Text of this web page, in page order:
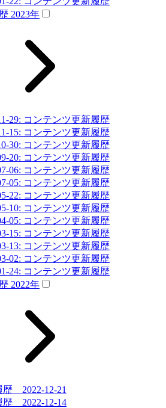
2023年
29: コンテンツ更新履歴
15: コンテンツ更新履歴
30: コンテンツ更新履歴
20: コンテンツ更新履歴
06: コンテンツ更新履歴
05: コンテンツ更新履歴
22: コンテンツ更新履歴
10: コンテンツ更新履歴
05: コンテンツ更新履歴
15: コンテンツ更新履歴
13: コンテンツ更新履歴
02: コンテンツ更新履歴
24: コンテンツ更新履歴
2022年
歴 2022-12-21
歴 2022-12-14